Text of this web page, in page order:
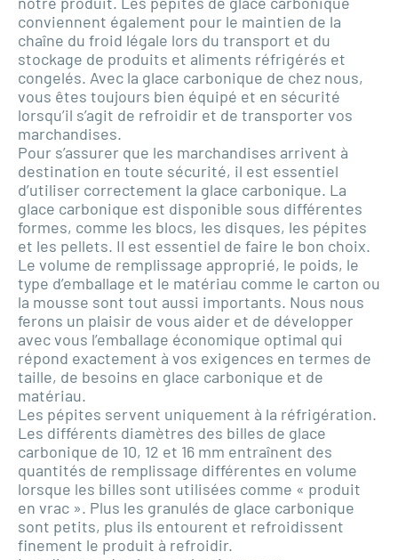
conviennent également pour le maintien de la
chaîne du froid légale lors du transport et du
stockage de produits et aliments réfrigérés et
congelés. Avec la glace carbonique de chez nous,
vous êtes toujours bien équipé et en sécurité
lorsqu’il s’agit de refroidir et de transporter vos
marchandises.
Pour s’assurer que les marchandises arrivent à
destination en toute sécurité, il est essentiel
d’utiliser correctement la glace carbonique. La
glace carbonique est disponible sous différentes
formes, comme les blocs, les disques, les pépites
et les pellets. Il est essentiel de faire le bon choix.
Le volume de remplissage approprié, le poids, le
type d’emballage et le matériau comme le carton ou
la mousse sont tout aussi importants. Nous nous
ferons un plaisir de vous aider et de développer
avec vous l’emballage économique optimal qui
répond exactement à vos exigences en termes de
taille, de besoins en glace carbonique et de
matériau.
Les pépites servent uniquement à la réfrigération.
Les différents diamètres des billes de glace
carbonique de 10, 12 et 16 mm entraînent des
quantités de remplissage différentes en volume
lorsque les billes sont utilisées comme « produit
en vrac ». Plus les granulés de glace carbonique
sont petits, plus ils entourent et refroidissent
finement le produit à refroidir.